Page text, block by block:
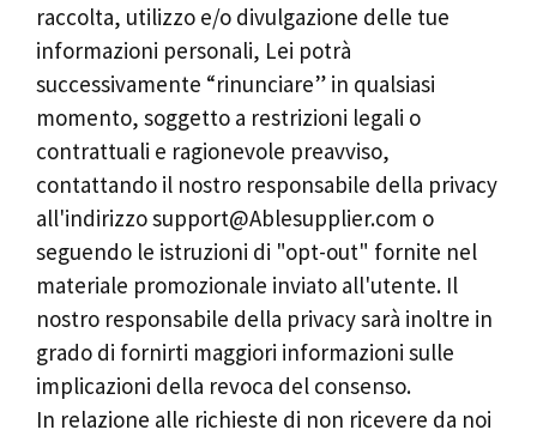
raccolta, utilizzo e/o divulgazione delle tue
informazioni personali, Lei potrà
successivamente “rinunciare” in qualsiasi
momento, soggetto a restrizioni legali o
contrattuali e ragionevole preavviso,
contattando il nostro responsabile della privacy
all'indirizzosupport@Ablesupplier.com o
seguendo le istruzioni di "opt-out" fornite nel
materiale promozionale inviato all'utente. Il
nostro responsabile della privacy sarà inoltre in
grado di fornirti maggiori informazioni sulle
implicazioni della revoca del consenso.
In relazione alle richieste di non ricevere da noi